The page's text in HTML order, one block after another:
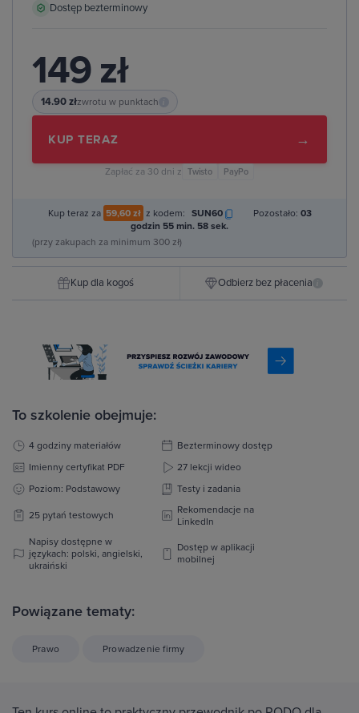
Dostęp bezterminowy
149 zł
14.90 złzwrotu w punktach
KUP TERAZ →
Zapłać za 30 dni z Twisto PayPo
Kup teraz za 59,60 zł z kodem: SUN60 Pozostało: 03
godzin 55 min. 57 sek.
(przy zakupach za minimum 300 zł)
Kup dla kogoś Odbierz bez płacenia i
To szkolenie obejmuje:
4 godziny materiałów
Bezterminowy dostęp
Imienny certyfikat PDF
27 lekcji wideo
Poziom: Podstawowy
Testy i zadania
25 pytań testowych
Rekomendacje na
LinkedIn
Napisy dostępne w
językach: polski, angielski,
ukraiński
Dostęp w aplikacji
mobilnej
Powiązane tematy:
Prawo Prowadzenie firmy